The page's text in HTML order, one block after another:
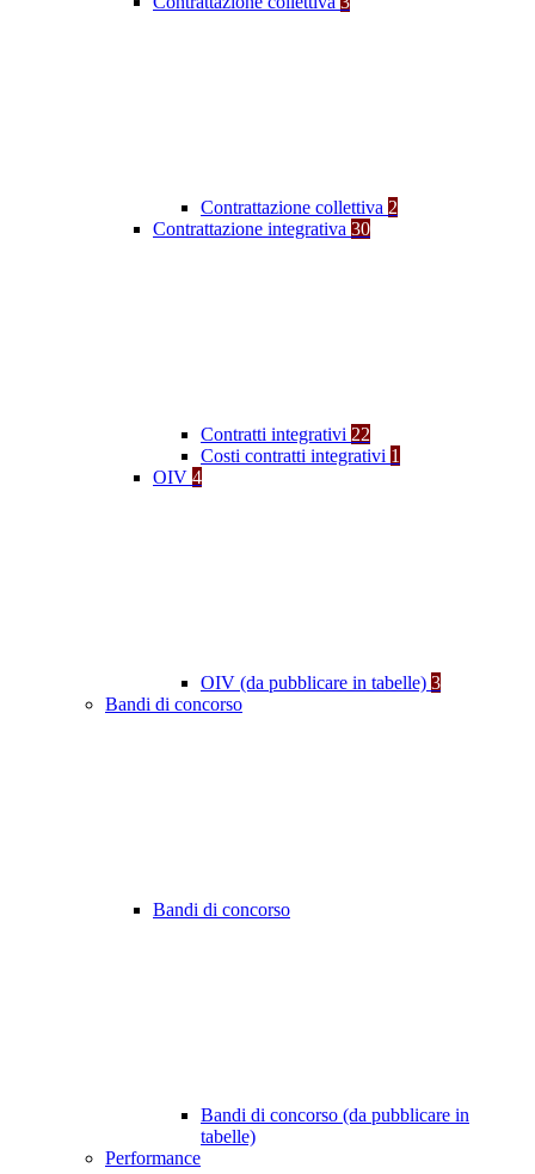
Contrattazione collettiva 2
Contrattazione integrativa 30
Contratti integrativi 22
Costi contratti integrativi 1
OIV 4
OIV (da pubblicare in tabelle) 3
Bandi di concorso
Bandi di concorso
Bandi di concorso (da pubblicare in
tabelle)
Performance